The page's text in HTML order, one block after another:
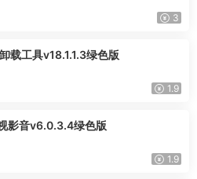
3
载工具v18.1.1.3绿色版
1.9
影音v6.0.3.4绿色版
1.9